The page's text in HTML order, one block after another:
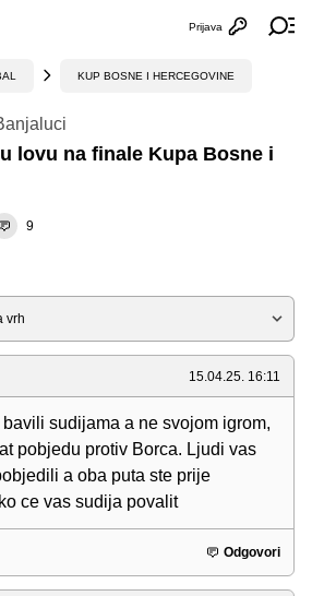
Otvori
Prijava
KUP BOSNE I HERCEGOVINE
lovu na finale Kupa Bosne i
9
15.04.25. 16:11
sudijama a ne svojom igrom,
pobjedu protiv Borca. Ljudi vas
a oba puta ste prije
ce vas sudija povalit
Odgovori